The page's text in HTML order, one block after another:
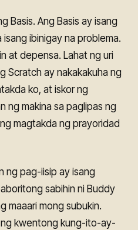
Basis. Ang Basis ay isang
ibinigay na problema.
at depensa. Lahat ng uri
Scratch ay nakakakuha ng
ko, at iskor ng
ng makina sa paglipas ng
magtakda ng prayoridad
ng pag-iisip ay isang
sabihin ni Buddy
maaari mong subukin.
ng kwentong kung-ito-ay-